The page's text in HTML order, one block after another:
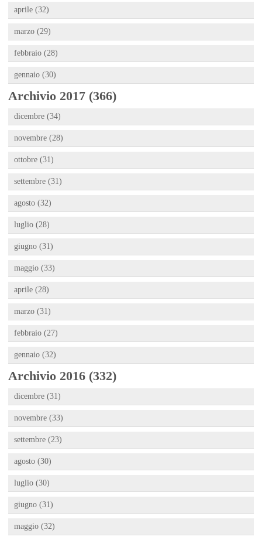
aprile (32)
marzo (29)
febbraio (28)
gennaio (30)
Archivio 2017 (366)
dicembre (34)
novembre (28)
ottobre (31)
settembre (31)
agosto (32)
luglio (28)
giugno (31)
maggio (33)
aprile (28)
marzo (31)
febbraio (27)
gennaio (32)
Archivio 2016 (332)
dicembre (31)
novembre (33)
settembre (23)
agosto (30)
luglio (30)
giugno (31)
maggio (32)